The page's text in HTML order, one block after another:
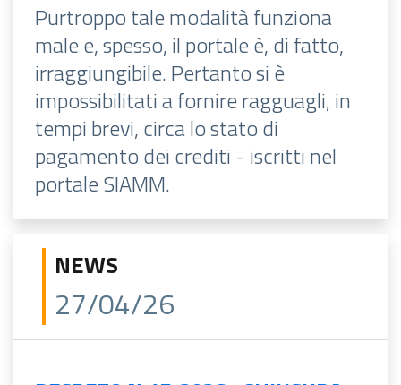
Purtroppo tale modalità funziona
male e, spesso, il portale è, di fatto,
irraggiungibile. Pertanto si è
impossibilitati a fornire ragguagli, in
tempi brevi, circa lo stato di
pagamento dei crediti - iscritti nel
portale SIAMM.
NEWS
27/04/26